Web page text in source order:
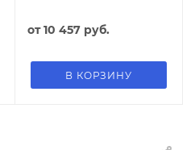
от10 457 руб.
В КОРЗИНУ